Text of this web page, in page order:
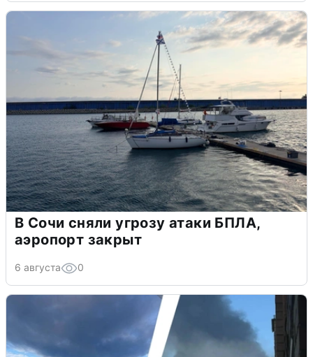
В Сочи сняли угрозу атаки БПЛА,
аэропорт закрыт
6 августа 0